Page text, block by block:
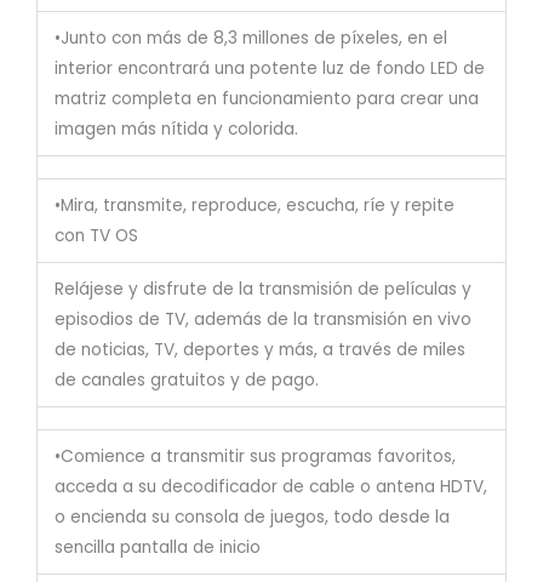
•Junto con más de 8,3 millones de píxeles, en el
interior encontrará una potente luz de fondo LED de
matriz completa en funcionamiento para crear una
imagen más nítida y colorida.
•Mira, transmite, reproduce, escucha, ríe y repite
con TV OS
Relájese y disfrute de la transmisión de películas y
episodios de TV, además de la transmisión en vivo
de noticias, TV, deportes y más, a través de miles
de canales gratuitos y de pago.
•Comience a transmitir sus programas favoritos,
acceda a su decodificador de cable o antena HDTV,
o encienda su consola de juegos, todo desde la
sencilla pantalla de inicio